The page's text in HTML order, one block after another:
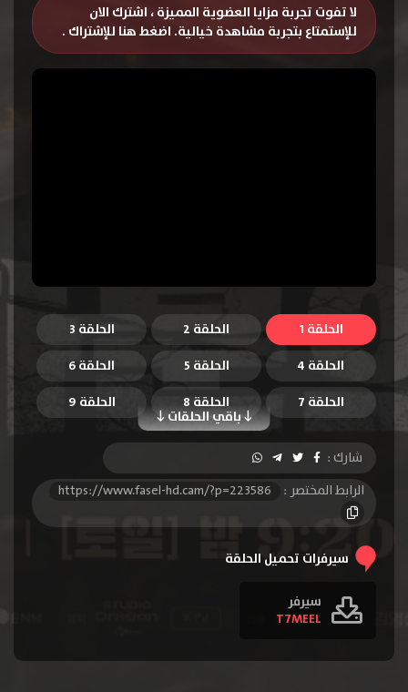
لا تفوت تجربة مزايا العضوية المميزة ، اشترك الان
للإستمتاع بتجربة مشاهدة خيالية. اضغط هنا للإشتراك .
الحلقة 1 الحلقة 2
الحلقة 3
الحلقة 4
الحلقة 5 الحلقة 6
باقي الحلقات
الحلقة 7 الحلقة 8
الحلقة 9
الحلقة 10
الحلقة 11
شارك :
الرابط المختصر :
https://www.fasel-hd.cam/?p=223586
سيرفرات تحميل الحلقة
سيرفر
T7MEEL